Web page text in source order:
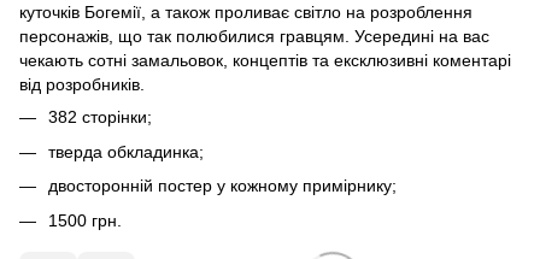
куточків Богемії, а також проливає світло на розроблення
персонажів, що так полюбилися гравцям. Усередині на вас
чекають сотні замальовок, концептів та ексклюзивні коментарі
від розробників.
382 сторінки;
тверда обкладинка;
двосторонній постер у кожному примірнику;
1500 грн.